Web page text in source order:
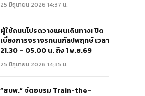
25 มิถุนายน 2026 14:37 น.
ผู้ใช้ถนนโปรดวางแผนเดินทาง! ปิด
เบี่ยงการจราจรถนนกัลปพฤกษ์ เวลา
21.30 – 05.00 น. ถึง 1 พ.ย.69
25 มิถุนายน 2026 14:35 น.
“สบพ.” จัดอบรม Train-the-